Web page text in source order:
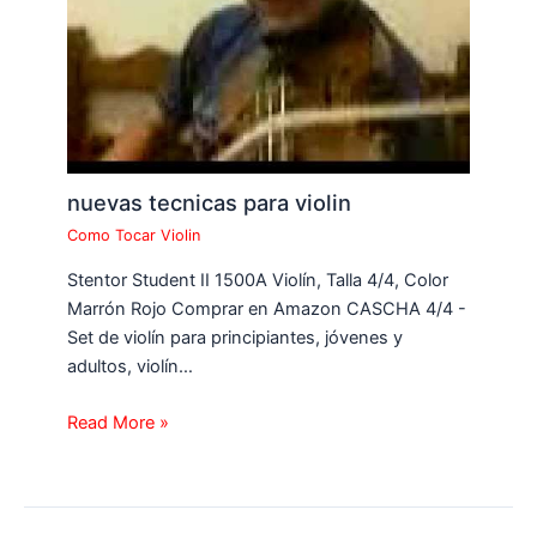
nuevas tecnicas para violin
Como Tocar Violin
Stentor Student II 1500A Violín, Talla 4/4, Color
Marrón Rojo Comprar en Amazon CASCHA 4/4 -
Set de violín para principiantes, jóvenes y
adultos, violín…
Read More »